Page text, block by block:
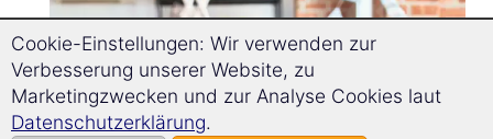
Cookie-Einstellungen: Wir verwenden zur
Verbesserung unserer Website, zu
Marketingzwecken und zur Analyse Cookies laut
Datenschutzerklärung.